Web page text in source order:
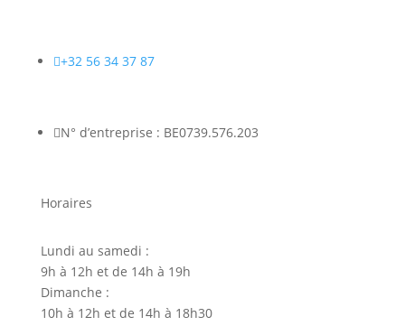
+32 56 34 37 87
N° d’entreprise : BE0739.576.203
Horaires
Lundi au samedi :
9h à 12h et de 14h à 19h
Dimanche :
10h à 12h et de 14h à 18h30